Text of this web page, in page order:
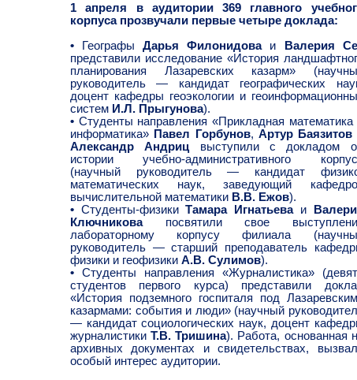
1 апреля в аудитории 369 главного
корпуса прозвучали первые четыре доклада:
• ГеографыДарья Филонидоваи
Валерия
представили исследование «История
планирования Лазаревских казарм»
руководитель — кандидат географических
доцент кафедры геоэкологии и
систем И.Л. Прыгунова).
• Студенты направления «Прикладная математика
информатика» Павел Горбунов,Артур Баязитов
Александр Андриц выступили с докладом
истории учебно-административного
(научный руководитель — кандидат
математических наук, заведующий
вычислительной математики В.В. Ежов).
• Студенты-физикиТамара Игнатьеваи
Ключниковапосвятили свое
лабораторному корпусу филиала
руководитель — старший преподаватель
физики и геофизики А.В. Сулимов).
• Студенты направления «Журналистика»
студентов первого курса) представили
«История подземного госпиталя под
казармами: события и люди» (научный
— кандидат социологических наук, доцент
журналистикиТ.В. Тришина). Работа, основанная
архивных документах и свидетельствах,
особый интерес аудитории.